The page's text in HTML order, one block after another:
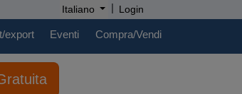
Italiano | Login
export Eventi Compra/Vendi